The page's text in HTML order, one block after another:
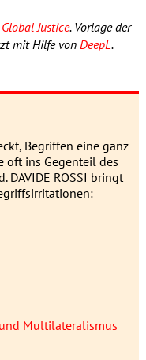
Justice. Vorlage der
mit Hilfe von DeepL.
Be­grif­fen eine ganz
oft ins Gegen­­teil des
DAVIDE ROSSI bringt
Multilateralismus